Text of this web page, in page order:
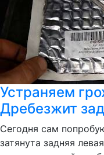
Устраняем
Дребезжит
Сегодня сам
затянута задняя